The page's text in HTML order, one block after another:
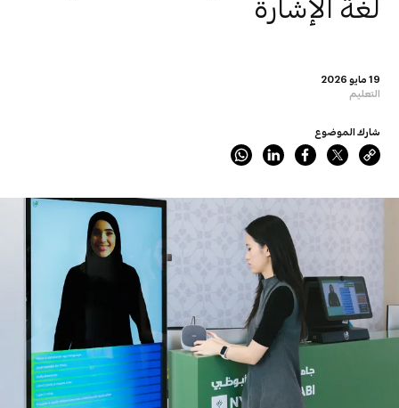
19 مايو 2026
التعليم
لغة الإشارة
شارك الموضوع